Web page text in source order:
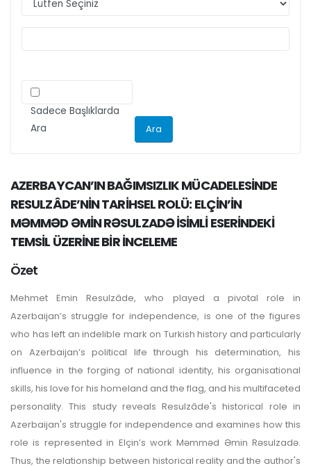
ilgili kriteri göz önünde bulundurarak
Sadece Başlıklarda
Ara
AZERBAYCAN’IN BAĞIMSIZLIK MÜCADELESİNDE
RESULZÂDE’NİN TARİHSEL ROLÜ: ELÇİN’İN
MƏMMƏD ƏMİN RƏSULZADƏ İSİMLİ ESERİNDEKİ
TEMSİL ÜZERİNE BİR İNCELEME
Özet
Mehmet Emin Resulzâde, who played a pivotal role in
Azerbaijan’s struggle for independence, is one of the figures
who has left an indelible mark on Turkish history and particularly
on Azerbaijan’s political life through his determination, his
influence in the forging of national identity, his organisational
skills, his love for his homeland and the flag, and his multifaceted
personality. This study reveals Resulzâde's historical role in
Azerbaijan's struggle for independence and examines how this
role is represented in Elçin’s work Məmməd Əmin Rəsulzadə.
Thus, the relationship between historical reality and the author's